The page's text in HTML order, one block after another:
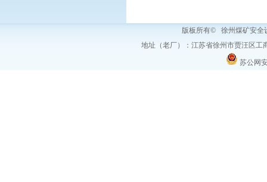
版板所有© 徐州煤矿安
地址（老厂）：江苏省徐州市贾汪区
苏公网